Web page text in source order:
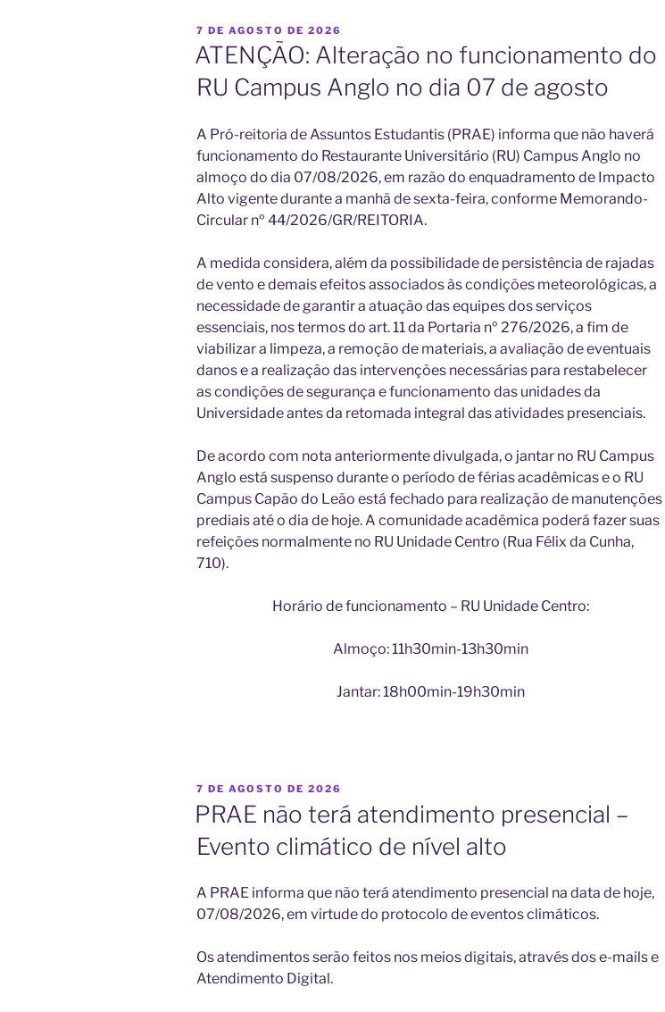
PUBLICADO
EM
7 DE AGOSTO DE 2026
ATENÇÃO: Alteração no funcionamento do
RU Campus Anglo no dia 07 de agosto
A Pró-reitoria de Assuntos Estudantis (PRAE) informa que não haverá
funcionamento do Restaurante Universitário (RU) Campus Anglo no
almoço do dia 07/08/2026, em razão do enquadramento de Impacto
Alto vigente durante a manhã de sexta-feira, conforme Memorando-
Circular nº 44/2026/GR/REITORIA.
A medida considera, além da possibilidade de persistência de rajadas
de vento e demais efeitos associados às condições meteorológicas, a
necessidade de garantir a atuação das equipes dos serviços
essenciais, nos termos do art. 11 da Portaria nº 276/2026, a fim de
viabilizar a limpeza, a remoção de materiais, a avaliação de eventuais
danos e a realização das intervenções necessárias para restabelecer
as condições de segurança e funcionamento das unidades da
Universidade antes da retomada integral das atividades presenciais.
De acordo com nota anteriormente divulgada, o jantar no RU Campus
Anglo está suspenso durante o período de férias acadêmicas e o RU
Campus Capão do Leão está fechado para realização de manutenções
prediais até o dia de hoje. A comunidade acadêmica poderá fazer suas
refeições normalmente no RU Unidade Centro (Rua Félix da Cunha,
710).
Horário de funcionamento – RU Unidade Centro:
Almoço: 11h30min-13h30min
Jantar: 18h00min-19h30min
PUBLICADO
7 DE AGOSTO DE 2026
PRAE não terá atendimento presencial –
Evento climático de nível alto
A PRAE informa que não terá atendimento presencial na data de hoje,
07/08/2026, em virtude do protocolo de eventos climáticos.
Os atendimentos serão feitos nos meios digitais, através dos e-mails e
Atendimento Digital.